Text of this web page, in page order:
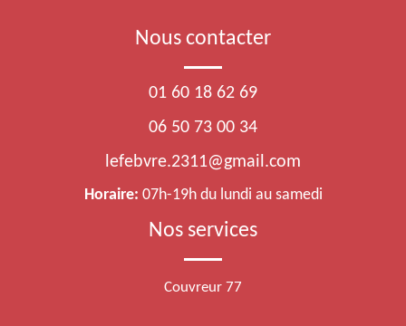
Nous contacter
01 60 18 62 69
06 50 73 00 34
lefebvre.2311@gmail.com
Horaire: 07h-19h du lundi au samedi
Nos services
Couvreur 77